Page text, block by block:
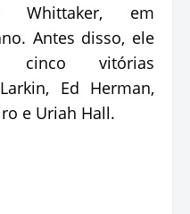
Whittaker, em
Antes disso, ele
cinco vitórias
Ed Herman,
e Uriah Hall.